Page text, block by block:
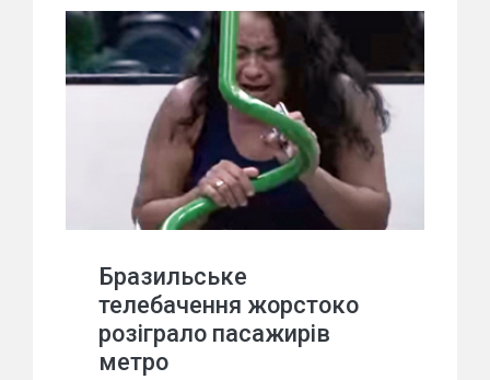
Бразильське
телебачення жорстоко
розіграло пасажирів
метро